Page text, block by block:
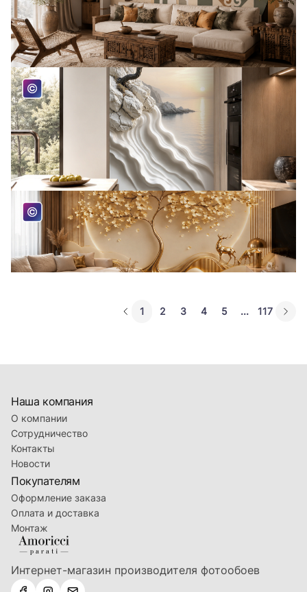
1 2 3 4 5 ... 117
Интернет-магазин производителя фотообоев
Наша компания
О компании
Сотрудничество
Контакты
Новости
Покупателям
Оформление заказа
Оплата и доставка
Монтаж